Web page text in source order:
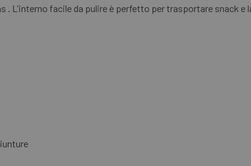
. L'interno facile da pulire è perfetto per trasportare snack e